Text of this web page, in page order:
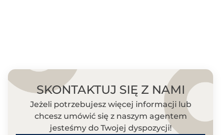
SKONTAKTUJ SIĘ Z NAMI
Jeżeli potrzebujesz więcej informacji lub
chcesz umówić się z naszym agentem
jesteśmy do Twojej dyspozycji!